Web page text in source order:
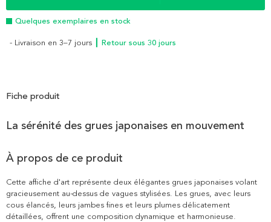
Quelques exemplaires en stock
- Livraison en 3–7 jours ┃ Retour sous 30 jours
Fiche produit
La sérénité des grues japonaises en mouvement
À propos de ce produit
Cette affiche d'art représente deux élégantes grues japonaises volant
gracieusement au-dessus de vagues stylisées. Les grues, avec leurs
cous élancés, leurs jambes fines et leurs plumes délicatement
détaillées, offrent une composition dynamique et harmonieuse.